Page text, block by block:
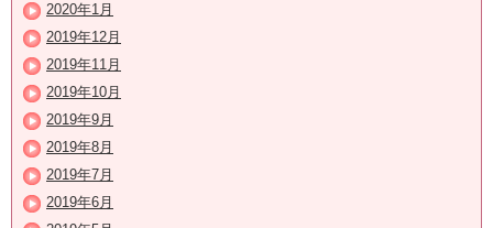
2020年1月
2019年12月
2019年11月
2019年10月
2019年9月
2019年8月
2019年7月
2019年6月